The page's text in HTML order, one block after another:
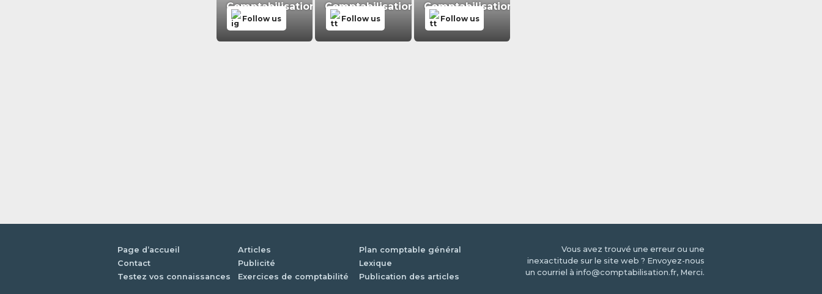
Comptabilisation.fr
Follow us
Comptabilisation.fr
Follow us
Comptabilisation.fr
Follow us
Page d’accueil Articles
Plan comptable général
Contact
Publicité
Lexique
Testez vos connaissances
Exercices de comptabilité Publication des articles
Vous avez trouvé une erreur ou une
inexactitude sur le site web ? Envoyez-nous
un courriel à info@comptabilisation.fr, Merci.